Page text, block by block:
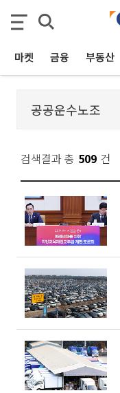
마켓 금융 부동산
검색결과 총 509 건